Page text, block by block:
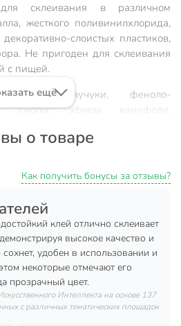
склеивания в различном
жесткого поливинилхлорида,
слоистых пластиков,
He пригоден для склеивания
с пищей.
каучуки, феноло-
смолы, эфиры канифоли,
углеводороды.
зачистить шкуркой и
ацетоном. Нанести клей тонким
выдержать 15-20 минут и
секунд. Решающее значение
давления. Изделием
через 24 часа.
ещё
о товаре
Как получить бонусы за отзывы?
клей отлично склеивает
высокое качество и
удобен в использовании и
некоторые отмечают его
прозрачный цвет.
Интеллекта на основе 137
с различных тематических площадок